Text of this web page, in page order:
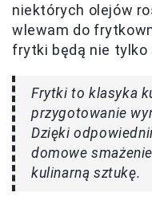
niektórych olejów
wlewam do
frytki będą nie tylko
Frytki to klasyka
przygotowanie
Dzięki
domowe
kulinarną sztukę.